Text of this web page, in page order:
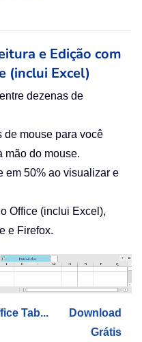
e Edição com
(inclui Excel)
dezenas de
de mouse para você
mão do mouse.
em 50% ao visualizar e
Office (inclui Excel),
e Firefox.
Tab...
Download
Grátis